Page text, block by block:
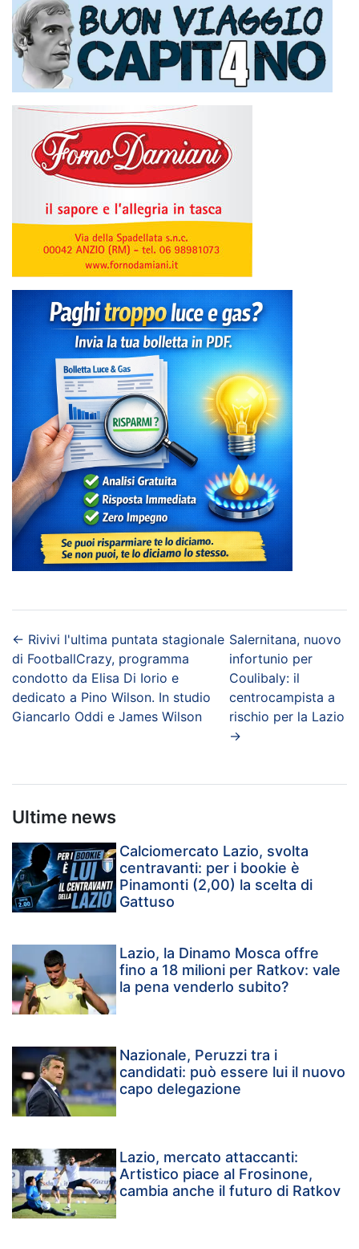
← Rivivi l'ultima puntata stagionale
di FootballCrazy, programma
condotto da Elisa Di Iorio e
dedicato a Pino Wilson. In studio
Giancarlo Oddi e James Wilson
Salernitana, nuovo
infortunio per
Coulibaly: il
centrocampista a
rischio per la Lazio
→
Ultime news
Calciomercato Lazio, svolta
centravanti: per i bookie è
Pinamonti (2,00) la scelta di
Gattuso
Lazio, la Dinamo Mosca offre
fino a 18 milioni per Ratkov: vale
la pena venderlo subito?
Nazionale, Peruzzi tra i
candidati: può essere lui il nuovo
capo delegazione
Lazio, mercato attaccanti:
Artistico piace al Frosinone,
cambia anche il futuro di Ratkov